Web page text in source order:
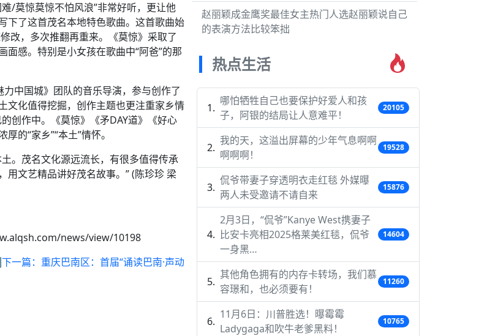
/莫惊莫惊不怕风浪”非常好听，更让他
下了这首茂名本地特色歌曲。这首歌曲始
改，多次推翻再重来。《莫惊》采取了
感。特别是小女孩在歌曲中“阿爸”的那
中国城》团队的音乐导演，参与创作了
文化值得挖掘，创作主题也更注重家乡情
创作中。《莫惊》《矛DAY道》《好心
的“家乡”“本土”情怀。
。茂名文化源远流长，有很多值得传承
用文艺精品讲好茂名故事。” (陈珍珍 梁
news/view/10198
一篇： 重庆巴南区：首届“诵读巴南·声动
赵丽颖成金鹰奖最佳女主热门人选赵丽颖说自己
的表演方法比较笨拙
热点生活
哪怕牺牲自己也要保护好爱人和孩
子，阿银的结局让人意难平！
20105
我的天，这溢出屏幕的少年气息啊啊
啊啊啊！
19528
侃爷带妻子穿透明衣走红毯 外媒曝
两人未受邀请不请自来
15876
2月3日，“侃爷”Kanye West携妻子
比安卡亮相2025格莱美红毯，侃爷
一身黑…
14604
其他角色拥有的内存卡转场，我们慕
容璟和，也必须要有！
11260
11月6日：川普胜选！曝霉霉
Ladygaga和吹牛老爹黑料！
10765